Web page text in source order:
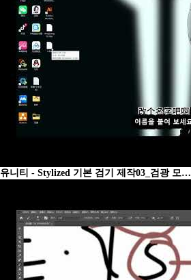
유니티 - Stylized 기본 검기 제작03_검광 모…